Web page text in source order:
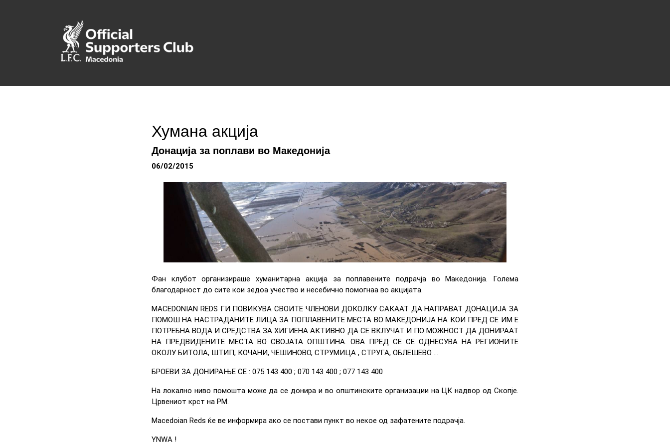
Хумана акција
Донација за поплави во Mакедонија
06/02/2015
Фан клубот организираше хуманитарна акција за поплавените подрачја во Македонија. Голема
благодарност до сите кои зедоа учество и несебично помогнаа во акцијата.
MACEDONIAN REDS ГИ ПОВИКУВА СВОИТЕ ЧЛЕНОВИ ДОКОЛКУ САКААТ ДА НАПРАВАТ ДОНАЦИЈА ЗА
ПОМОШ НА НАСТРАДАНИТЕ ЛИЦА ЗА ПОПЛАВЕНИТЕ МЕСТА ВО МАКЕДОНИЈА НА КОИ ПРЕД СЕ ИМ Е
ПОТРЕБНА ВОДА И СРЕДСТВА ЗА ХИГИЕНА АКТИВНО ДА СЕ ВКЛУЧАТ И ПО МОЖНОСТ ДА ДОНИРААТ
НА ПРЕДВИДЕНИТЕ МЕСТА ВО СВОЈАТА ОПШТИНА. ОВА ПРЕД СЕ СЕ ОДНЕСУВА НА РЕГИОНИТЕ
ОКОЛУ БИТОЛА, ШТИП, КОЧАНИ, ЧЕШИНОВО, СТРУМИЦА , СТРУГА, ОБЛЕШЕВО ...
БРОЕВИ ЗА ДОНИРАЊЕ СЕ : 075 143 400 ; 070 143 400 ; 077 143 400
На локално ниво помошта може да се донира и во општинските организации на ЦК надвор од Скопје.
Црвениот крст на РМ.
Macedoian Reds ќе ве информира ако се постави пункт во некое од зафатените подрачја.
YNWA !